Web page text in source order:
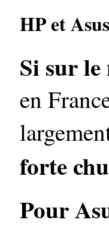
HP et
Si sur
en
forte
Pour